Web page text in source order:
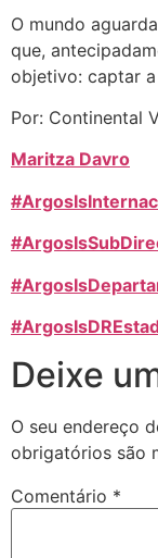
O mundo
que,
objetivo: captar
Por: Continental
Maritza Davro
Deixe
O seu endereço
obrigatórios são
Comentário *